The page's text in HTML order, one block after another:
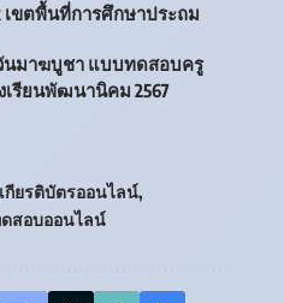
เขตพื้นที่การศึกษาประถม
นมาฆบูชา แบบทดสอบครู
เรียนพัฒนานิคม 2567
เกียรติบัตรออนไลน์
สอบออนไลน์